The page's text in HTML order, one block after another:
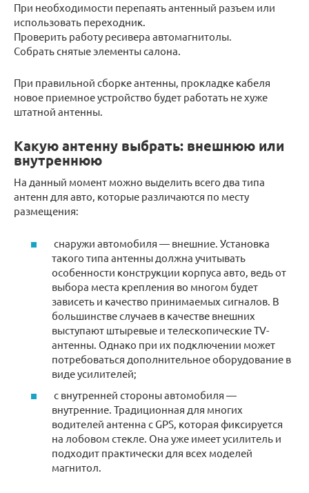
При необходимости перепаять антенный разъем или
использовать переходник.
Проверить работу ресивера автомагнитолы.
Собрать снятые элементы салона.
При правильной сборке антенны, прокладке кабеля
новое приемное устройство будет работать не хуже
штатной антенны.
Какую антенну выбрать: внешнюю или
внутреннюю
На данный момент можно выделить всего два типа
антенн для авто, которые различаются по месту
размещения:
снаружи автомобиля — внешние. Установка
такого типа антенны должна учитывать
особенности конструкции корпуса авто, ведь от
выбора места крепления во многом будет
зависеть и качество принимаемых сигналов. В
большинстве случаев в качестве внешних
выступают штыревые и телескопические TV-
антенны. Однако при их подключении может
потребоваться дополнительное оборудование в
виде усилителей;
с внутренней стороны автомобиля —
внутренние. Традиционная для многих
водителей антенна с GPS, которая фиксируется
на лобовом стекле. Она уже имеет усилитель и
подходит практически для всех моделей
магнитол.